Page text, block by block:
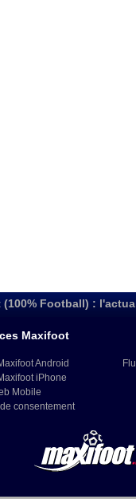
(100% Football) :
Maxifoot
Android
iPhone
Mobile
consentement